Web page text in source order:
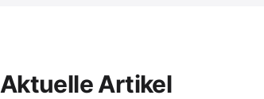
Aktuelle Artikel